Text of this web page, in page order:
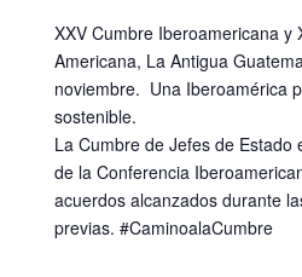
XXV Cumbre Iberoamericana y
Americana, La Antigua
noviembre. Una Iberoamérica
sostenible.
La Cumbre de Jefes de Estado
de la Conferencia
acuerdos alcanzados durante
previas. #CaminoalaCumbre